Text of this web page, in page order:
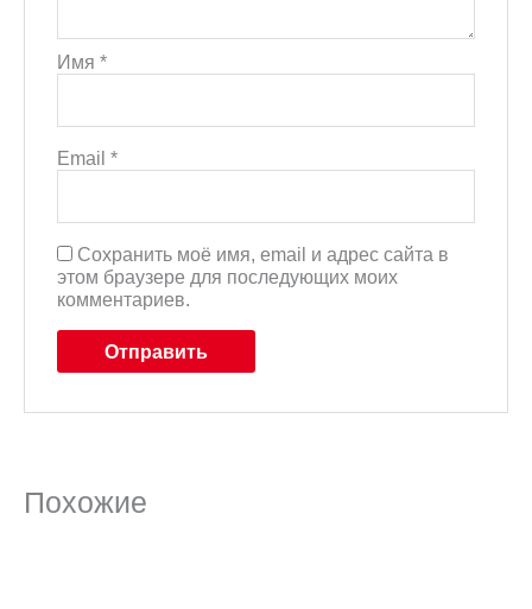
Имя*
Email*
Сохранить моё имя, email и адрес сайта в
этом браузере для последующих моих
комментариев.
Похожие